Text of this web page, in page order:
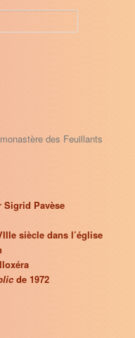
des Feuillants
Sigrid Pavèse
siècle dans l’église
de 1972